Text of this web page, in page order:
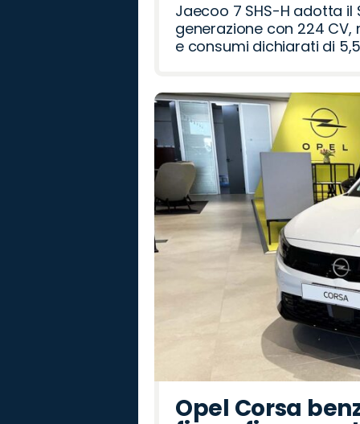
Jaecoo 7 SHS-H adotta il
generazione con 224 CV,
e consumi dichiarati di
Opel Corsa